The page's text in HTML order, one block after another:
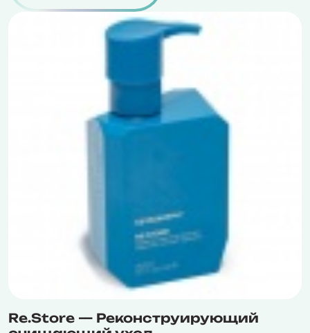
Re.Store — Реконструирующий